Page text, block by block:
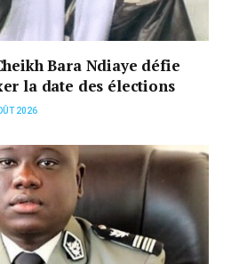
Bara Ndiaye défie
la date des élections
2026